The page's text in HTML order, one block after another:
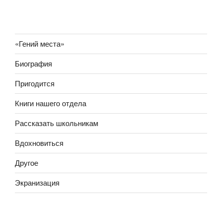
«Гений места»
Биография
Пригодится
Книги нашего отдела
Рассказать школьникам
Вдохновиться
Другое
Экранизация